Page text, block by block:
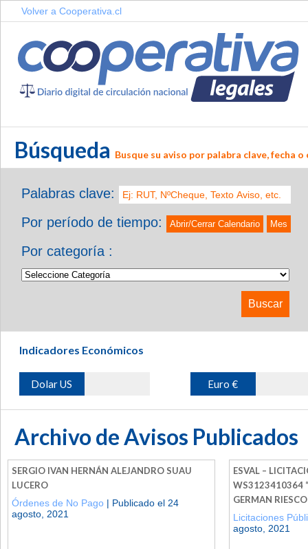
Volver a Cooperativa.cl
Búsqueda Busque su aviso por palabra clave, fecha
Palabras clave:
Por período de tiempo:
Abrir/Cerrar Calendario Mes
Por categoría :
Indicadores Económicos
Dolar US Euro €
Archivo de Avisos Publicados
SERGIO IVAN HERNÁN ALEJANDRO SUAU
LUCERO
Órdenes de No Pago | Publicado el 24
agosto, 2021
ESVAL –
WS3123410364
GERMAN
Licitaciones
agosto, 2021